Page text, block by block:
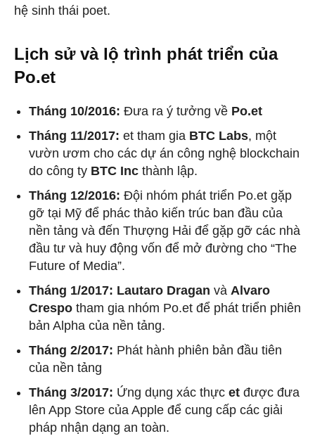
hệ sinh thái poet.
Lịch sử và lộ trình phát triển của
Po.et
Tháng 10/2016: Đưa ra ý tưởng về Po.et
Tháng 11/2017: et tham gia BTC Labs, một
vườn ươm cho các dự án công nghệ blockchain
do công ty BTC Inc thành lập.
Tháng 12/2016: Đội nhóm phát triển Po.et gặp
gỡ tại Mỹ để phác thảo kiến ​​trúc ban đầu của
nền tảng và đến Thượng Hải để gặp gỡ các nhà
đầu tư và huy động vốn để mở đường cho “The
Future of Media”.
Tháng 1/2017: Lautaro Dragan và Alvaro
Crespo tham gia nhóm Po.et để phát triển phiên
bản Alpha của nền tảng.
Tháng 2/2017: Phát hành phiên bản đầu tiên
của nền tảng
Tháng 3/2017: Ứng dụng xác thực et được đưa
lên App Store của Apple để cung cấp các giải
pháp nhận dạng an toàn.